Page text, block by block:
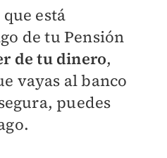
está
de tu Pensión
de tu dinero,
vayas al banco
puedes